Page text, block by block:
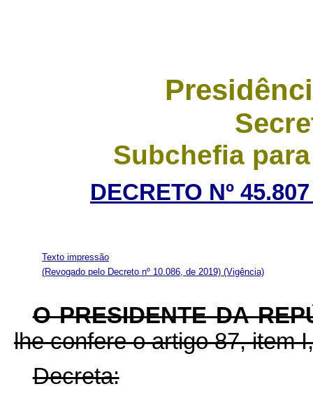
Subchefia
DECRETO Nº
Texto impressão
(Revogado pelo Decreto nº 10.086, de 2019) (Vigência)
O PRESIDENTE DA
lhe confere o artigo 87, item
Decreta: